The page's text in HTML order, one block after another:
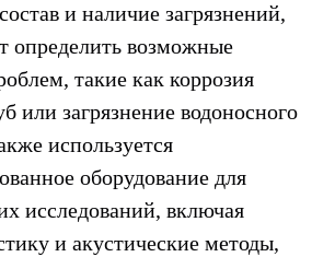
и наличие загрязнений,
определить возможные
такие как коррозия
или загрязнение водоносного
используется
оборудование для
исследований, включая
и акустические методы,